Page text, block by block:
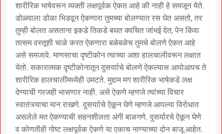
शारीरिक भाषेवरून व्यक्ती लक्षपूर्वक ऐकत आहे की नाही हे समजून येते.
डोळ्याला डोळा भिडवून ऐकणारा तुमच्या बोलण्यात रस घेत असतो, तर
तुम्ही बोलत असताना इकडे तिकडे बघत क्वचित जांभई देत, पेन किंवा
तत्सम वस्तूशी चाळे करत ऐकणारा बळेबळेच तुमचे बोलणे ऐकत आहे
असे समजावे. माणसाचा दृष्टीकोन त्याच्या अशा हालचालीवरून लक्षात
येतो. सकारात्मक दृष्टीकोनातून दुसर्यााचे बोलणे ऐकल्यास आपोआपच ते
शारीरिक हालचालींमध्येही उमटते. मुद्दाम मग शारीरिक भाषेकडे लक्ष
देण्याची गरजही भासणार नाही. असे ऐकणे म्हणजे त्यांच्या विचार
स्वातंत्र्याचा मान राखणे. दुसर्यााचे ऐकून घेणे म्हणजे आपल्या विरोधात
असलेले मत ऐकण्याची सहनशीलता अंगी बाळगणे. दुसर्यारचे ऐकून घेणे
व कोणतीही गोष्ट लक्षपूर्वक ऐकणे या एकाच नाण्याच्या दोन बाजू आहेत.